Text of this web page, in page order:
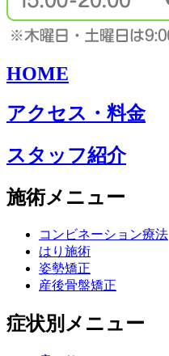
HOME
アクセス・料金
スタッフ紹介
施術メニュー
コンビネーション療法
はり施術
姿勢矯正
産後骨盤矯正
症状別メニュー